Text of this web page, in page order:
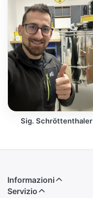
Sig. Schröttenthaler
Informazioni
Servizio